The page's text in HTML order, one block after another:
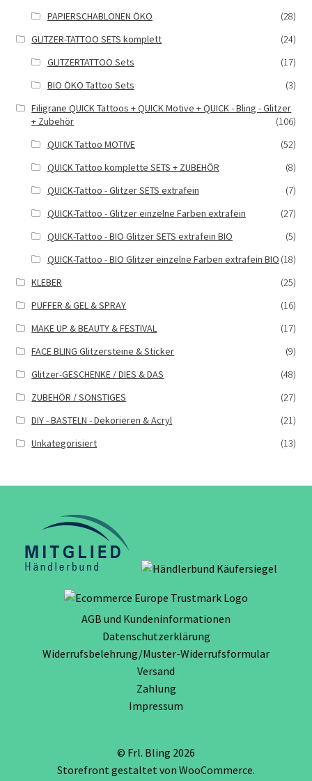
PAPIERSCHABLONEN ÖKO
(28)
GLITZER-TATTOO SETS komplett
(24)
GLITZERTATTOO Sets
(17)
BIO ÖKO Tattoo Sets
(3)
Filigrane QUICK Tattoos + QUICK Motive + QUICK - Bling - Glitzer
+ Zubehör
(106)
QUICK Tattoo MOTIVE
(52)
QUICK Tattoo komplette SETS + ZUBEHÖR
(8)
QUICK-Tattoo - Glitzer SETS extrafein
(7)
QUICK-Tattoo - Glitzer einzelne Farben extrafein
(27)
QUICK-Tattoo - BIO Glitzer SETS extrafein BIO
(5)
QUICK-Tattoo - BIO Glitzer einzelne Farben extrafein BIO (18)
KLEBER
(25)
PUFFER & GEL & SPRAY
(16)
MAKE UP & BEAUTY & FESTIVAL
(17)
FACE BLING Glitzersteine & Sticker
(9)
Glitzer-GESCHENKE / DIES & DAS
(48)
ZUBEHÖR / SONSTIGES
(27)
DIY - BASTELN - Dekorieren & Acryl
(21)
Unkategorisiert
(13)
AGB und Kundeninformationen
Datenschutzerklärung
Widerrufsbelehrung/Muster-Widerrufsformular
Versand
Zahlung
Impressum
© Frl. Bling 2026
Storefront gestaltet von WooCommerce.